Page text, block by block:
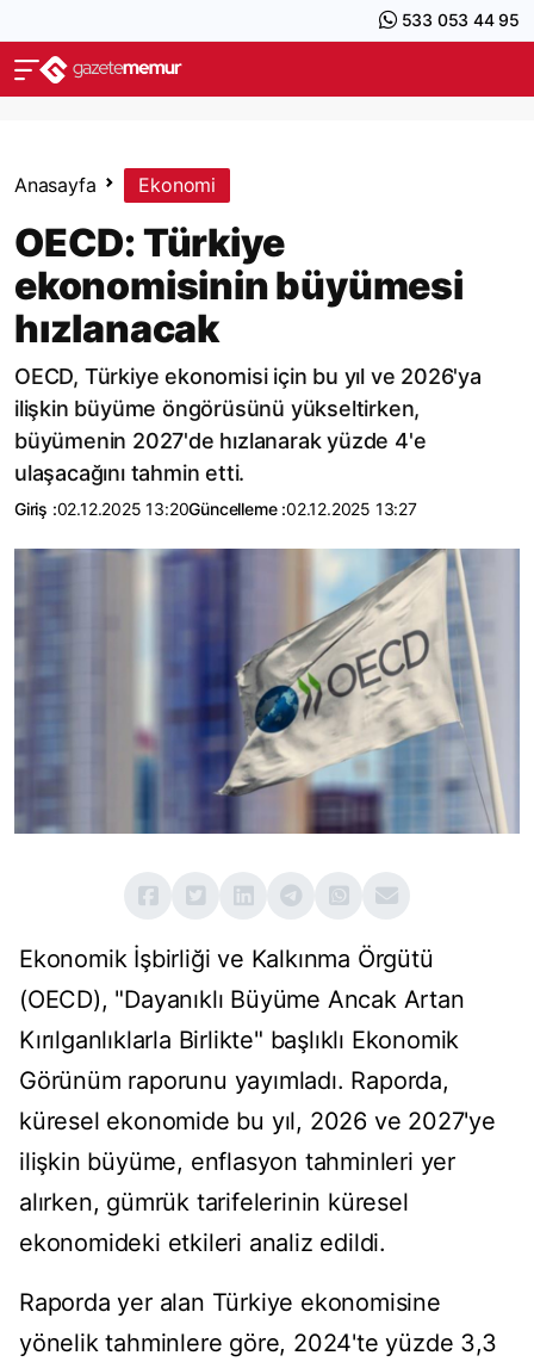
533 053 44 95
Anasayfa Ekonomi
OECD: Türkiye
ekonomisinin büyümesi
hızlanacak
OECD, Türkiye ekonomisi için bu yıl ve 2026'ya
ilişkin büyüme öngörüsünü yükseltirken,
büyümenin 2027'de hızlanarak yüzde 4'e
ulaşacağını tahmin etti.
Giriş :02.12.2025 13:20Güncelleme :02.12.2025 13:27
Ekonomik İşbirliği ve Kalkınma Örgütü
(OECD), "Dayanıklı Büyüme Ancak Artan
Kırılganlıklarla Birlikte" başlıklı Ekonomik
Görünüm raporunu yayımladı. Raporda,
küresel ekonomide bu yıl, 2026 ve 2027'ye
ilişkin büyüme, enflasyon tahminleri yer
alırken, gümrük tarifelerinin küresel
ekonomideki etkileri analiz edildi.
Raporda yer alan Türkiye ekonomisine
yönelik tahminlere göre, 2024'te yüzde 3,3